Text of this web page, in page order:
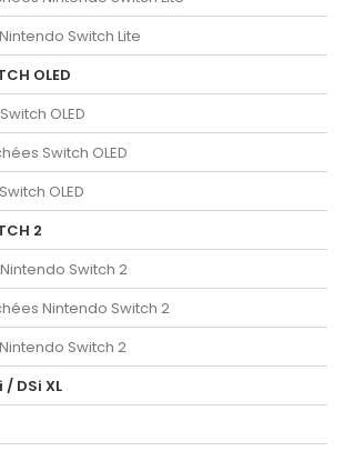
Switch Lite
OLED
OLED
Switch OLED
OLED
2
Switch 2
Nintendo Switch 2
Switch 2
/ DSi XL